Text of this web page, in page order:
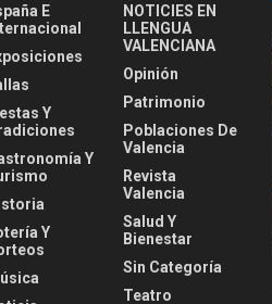
E
Y
Y
Y
NOTICIES EN
LLENGUA
VALENCIANA
Opinión
Patrimonio
Poblaciones De
Valencia
Revista
Valencia
Salud Y
Bienestar
Sin Categoría
Teatro